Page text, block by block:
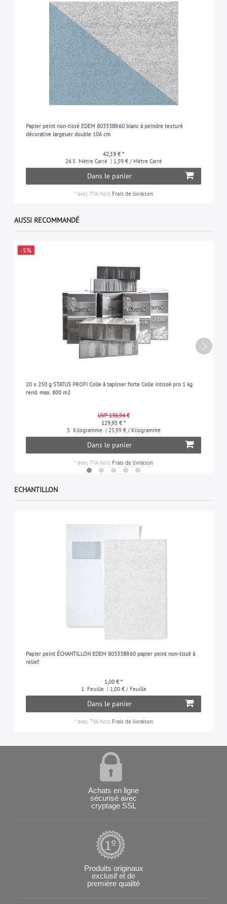
Papier peint non-tissé EDEM 80333BR60 blanc à peindre texturé
décorative largeuer double 106 cm
42,19 € *
26.5 Mètre Carré | 1,59 € / Mètre Carré
Dans le panier
*avec TVAhors Frais de livraison
AUSSI RECOMMANDÉ
-5%
20 x 250 g STATUS PROFI Colle à tapisser forte Colle intissé pro 1 kg
rend. max. 800 m2
UVP 136,94 €
129,95 € *
5 Kilogramme | 25,99 € / Kilogramme
Dans le panier
*avec TVAhors Frais de livraison
ECHANTILLON
Papier peint ÉCHANTILLON EDEM 80333BR60 papier peint non-tissé à
relief
1,00 € *
1 Feuille | 1,00 € / Feuille
Dans le panier
*avec TVAhors Frais de livraison
Achats en ligne
sécurisé avec
cryptage SSL
Produits originaux
exclusif et de
première qualité